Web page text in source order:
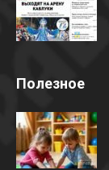
Полезное